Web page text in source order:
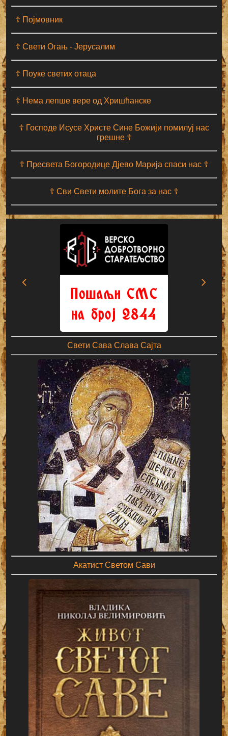
☦ Појмовник
☦ Свети Огањ - Јерусалим
☦ Поуке светих отаца
☦ Нема лепше вере од Хришћанске
☦ Господе Исусе Христе Сине Божији помилуј нас
грешне ☦
☦ Пресвета Богородице Дјево Марија спаси нас ☦
☦ Сви Свети молите Бога за нас ☦
Свети Сава Слава Сајта
Акатист Светом Сави